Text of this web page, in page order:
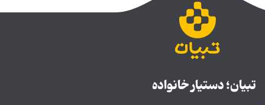
تبیان؛ دستیار خانواده